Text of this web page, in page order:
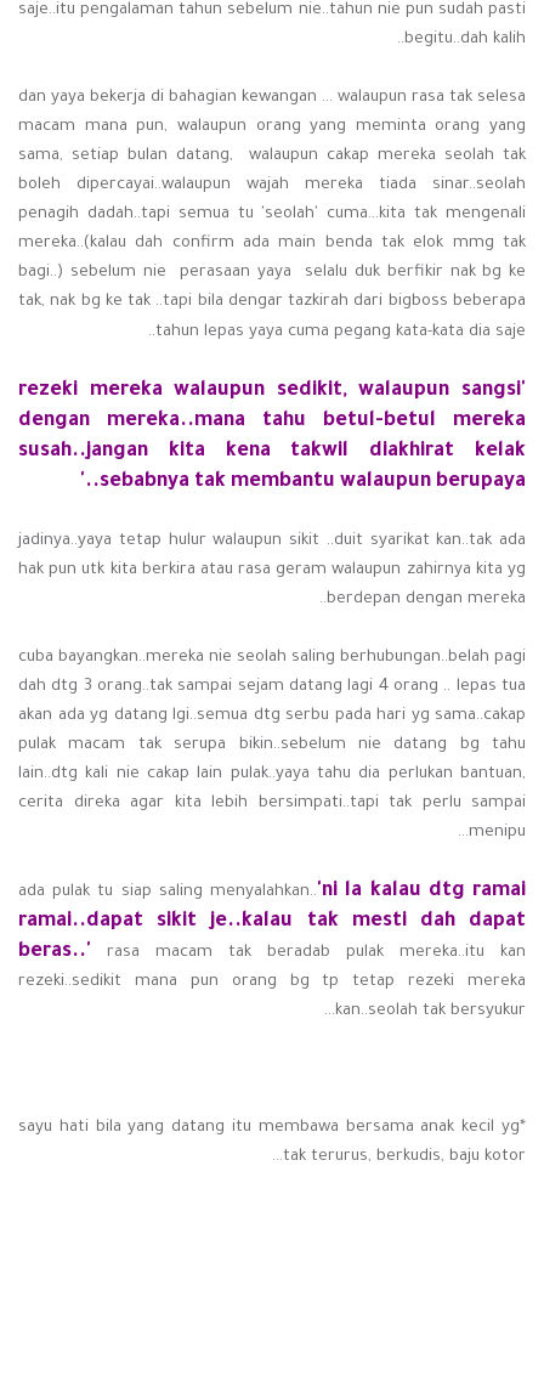
saje..itu pengalaman tahun sebelum nie..tahun nie pun sudah pasti
begitu..dah kalih..
dan yaya bekerja di bahagian kewangan ... walaupun rasa tak selesa
macam mana pun, walaupun orang yang meminta orang yang
sama, setiap bulan datang, walaupun cakap mereka seolah tak
boleh dipercayai..walaupun wajah mereka tiada sinar..seolah
penagih dadah..tapi semua tu 'seolah' cuma...kita tak mengenali
mereka..(kalau dah confirm ada main benda tak elok mmg tak
bagi..) sebelum nie perasaan yaya selalu duk berfikir nak bg ke
tak, nak bg ke tak ..tapi bila dengar tazkirah dari bigboss beberapa
tahun lepas yaya cuma pegang kata-kata dia saje..
'rezeki mereka walaupun sedikit, walaupun sangsi
dengan mereka..mana tahu betul-betul mereka
susah..jangan kita kena takwil diakhirat kelak
sebabnya tak membantu walaupun berupaya..'
jadinya..yaya tetap hulur walaupun sikit ..duit syarikat kan..tak ada
hak pun utk kita berkira atau rasa geram walaupun zahirnya kita yg
berdepan dengan mereka..
cuba bayangkan..mereka nie seolah saling berhubungan..belah pagi
dah dtg 3 orang..tak sampai sejam datang lagi 4 orang .. lepas tua
akan ada yg datang lgi..semua dtg serbu pada hari yg sama..cakap
pulak macam tak serupa bikin..sebelum nie datang bg tahu
lain..dtg kali nie cakap lain pulak..yaya tahu dia perlukan bantuan,
cerita direka agar kita lebih bersimpati..tapi tak perlu sampai
menipu...
ada pulak tu siap saling menyalahkan..'ni la kalau dtg ramai
ramai..dapat sikit je..kalau tak mesti dah dapat
beras..' rasa macam tak beradab pulak mereka..itu kan
rezeki..sedikit mana pun orang bg tp tetap rezeki mereka
kan..seolah tak bersyukur...
*sayu hati bila yang datang itu membawa bersama anak kecil yg
tak terurus, berkudis, baju kotor...